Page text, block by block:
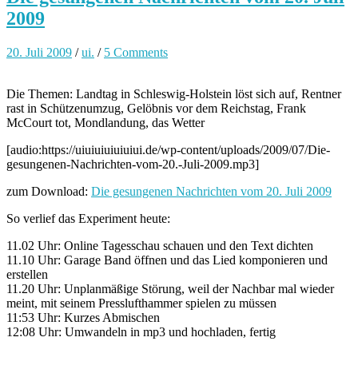
2009
20. Juli 2009 /ui. / 5 Comments
Die Themen: Landtag in Schleswig-Holstein löst sich auf, Rentner
rast in Schützenumzug, Gelöbnis vor dem Reichstag, Frank
McCourt tot, Mondlandung, das Wetter
[audio:https://uiuiuiuiuiuiui.de/wp-content/uploads/2009/07/Die-
gesungenen-Nachrichten-vom-20.-Juli-2009.mp3]
zum Download: Die gesungenen Nachrichten vom 20. Juli 2009
So verlief das Experiment heute:
11.02 Uhr: Online Tagesschau schauen und den Text dichten
11.10 Uhr: Garage Band öffnen und das Lied komponieren und
erstellen
11.20 Uhr: Unplanmäßige Störung, weil der Nachbar mal wieder
meint, mit seinem Presslufthammer spielen zu müssen
11:53 Uhr: Kurzes Abmischen
12:08 Uhr: Umwandeln in mp3 und hochladen, fertig